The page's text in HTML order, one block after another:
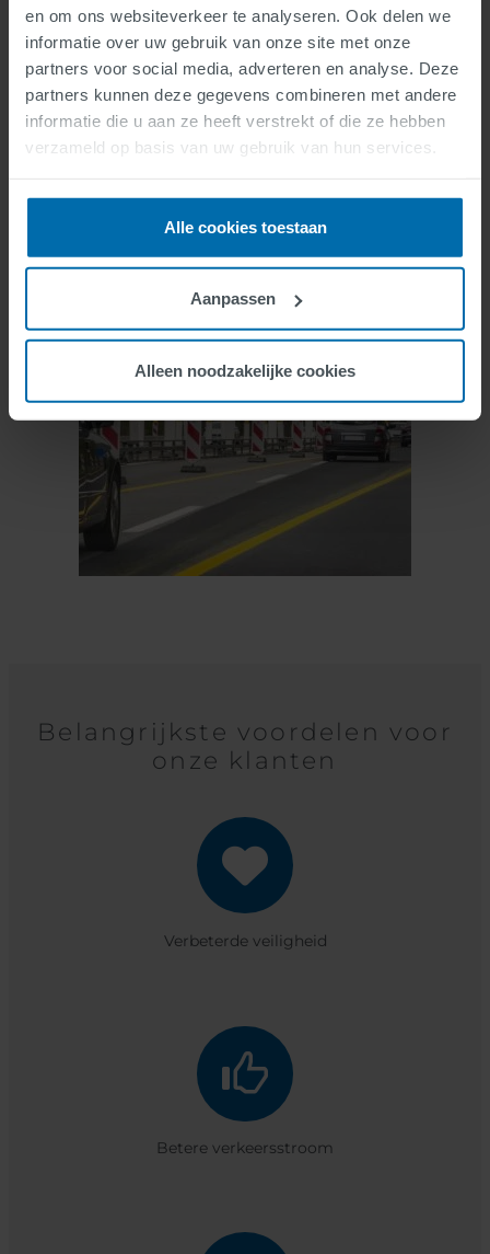
en om ons websiteverkeer te analyseren. Ook delen we
informatie over uw gebruik van onze site met onze
partners voor social media, adverteren en analyse. Deze
partners kunnen deze gegevens combineren met andere
informatie die u aan ze heeft verstrekt of die ze hebben
verzameld op basis van uw gebruik van hun services.
Alle cookies toestaan
Aanpassen
Alleen noodzakelijke cookies
Markings
Belangrijkste voordelen voor
onze klanten
Verbeterde veiligheid
Betere verkeersstroom